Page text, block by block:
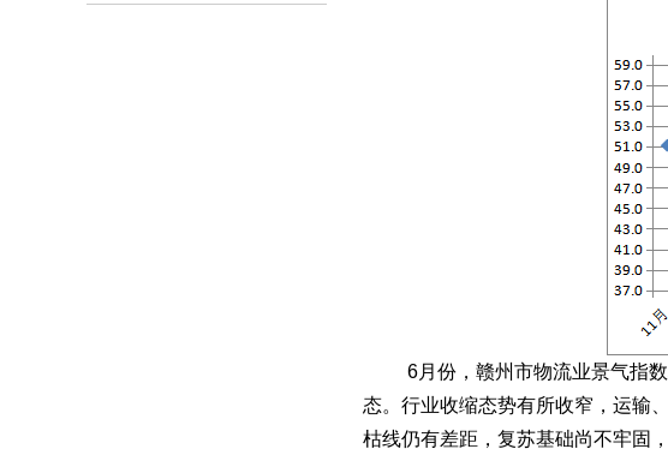
6月份，赣州市物流业景气指
态。行业收缩态势有所收窄，运输
枯线仍有差距，复苏基础尚不牢固